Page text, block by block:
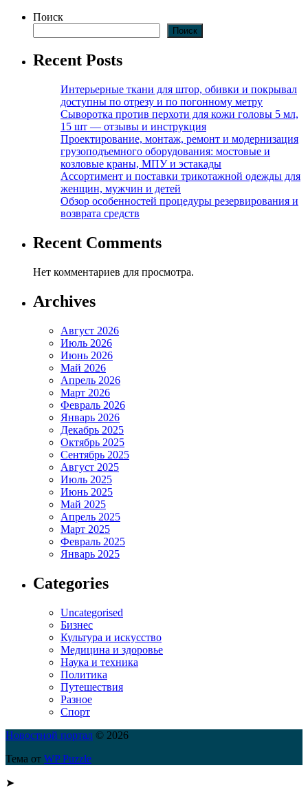
Поиск
Поиск
Recent Posts
Интерьерные ткани для штор, обивки и покрывал
доступны по отрезу и по погонному метру
Сыворотка против перхоти для кожи головы 5 мл,
15 шт — отзывы и инструкция
Проектирование, монтаж, ремонт и модернизация
грузоподъемного оборудования: мостовые и
козловые краны, МПУ и эстакады
Ассортимент и поставки трикотажной одежды для
женщин, мужчин и детей
Обзор особенностей процедуры резервирования и
возврата средств
Recent Comments
Нет комментариев для просмотра.
Archives
Август 2026
Июль 2026
Июнь 2026
Май 2026
Апрель 2026
Март 2026
Февраль 2026
Январь 2026
Декабрь 2025
Октябрь 2025
Сентябрь 2025
Август 2025
Июль 2025
Июнь 2025
Май 2025
Апрель 2025
Март 2025
Февраль 2025
Январь 2025
Categories
Uncategorised
Бизнес
Культура и искусство
Медицина и здоровье
Наука и техника
Политика
Путешествия
Разное
Спорт
Новостной портал © 2026
Тема от WP Puzzle
➤